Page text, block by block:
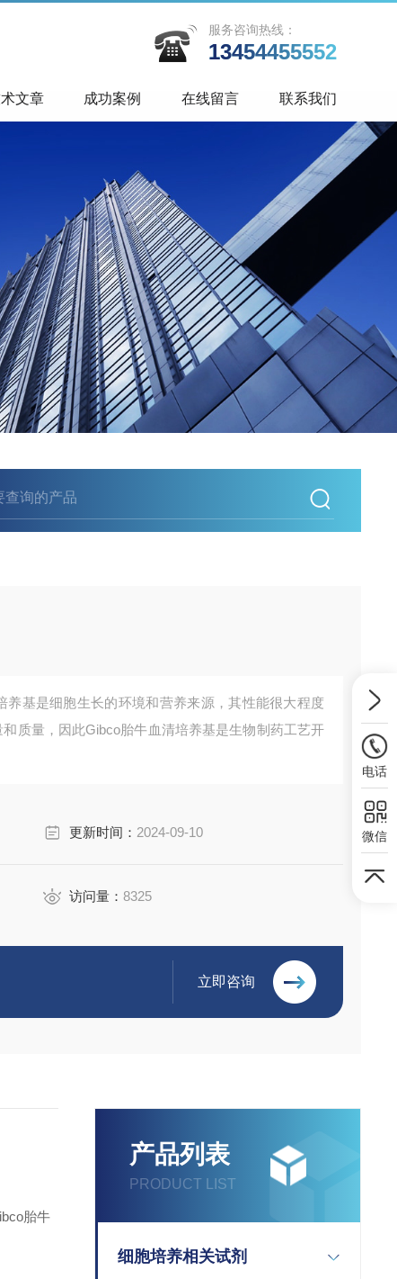
服务咨询热线：
13454455552
文章 成功案例 在线留言 联系我们
养基是细胞生长的环境和营养来源，其性能很大程度
质量，因此Gibco胎牛血清培养基是生物制药工艺开
更新时间： 2024-09-10
访问量：8325
立即咨询
产品列表
PRODUCT LIST
细胞培养相关试剂
胎牛
电话
微信